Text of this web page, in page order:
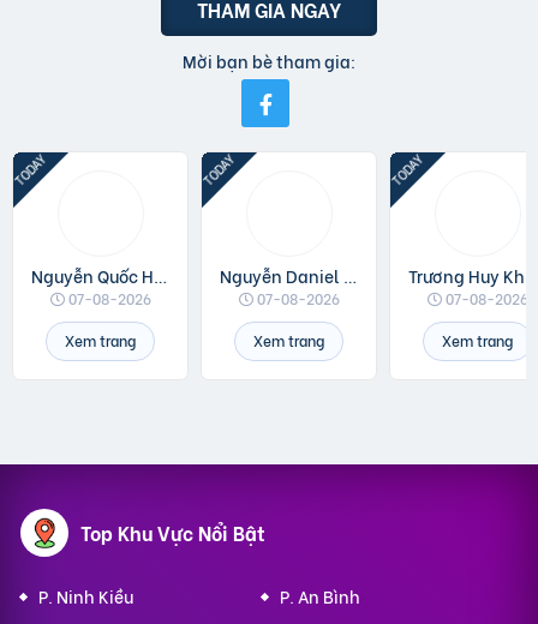
THAM GIA NGAY
Mời bạn bè tham gia:
Nguyễn Quốc Huân
07-08-2026
Xem trang
Nguyễn Daniel Minh
07-08-2026
Xem trang
07-08-2026
Xem trang
Top Khu Vực Nổi Bật
P. Ninh Kiều
P. An Bình